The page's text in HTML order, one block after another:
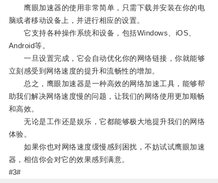
鹰眼加速器的使用非常简单，只需下载并安装在你的电
脑或者移动设备上，并进行相应的设置。
它支持各种操作系统和设备，包括Windows、iOS、
Android等。
一旦设置完成，它会自动优化你的网络链接，你就能够
立刻感受到网络速度的提升和流畅性的增加。
总之，鹰眼加速器是一种高效的网络加速工具，能够帮
助我们解决网络速度慢的问题，让我们的网络使用更加顺畅
和高效。
无论是工作还是娱乐，它都能够极大地提升我们的网络
体验。
如果你也对网络速度缓慢感到困扰，不妨试试鹰眼加速
器，相信你会对它的效果感到满意。
#3#